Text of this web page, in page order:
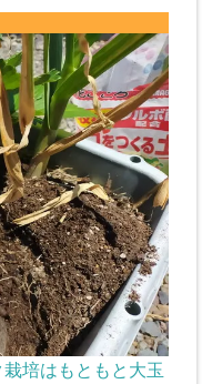
栽培はもともと大玉